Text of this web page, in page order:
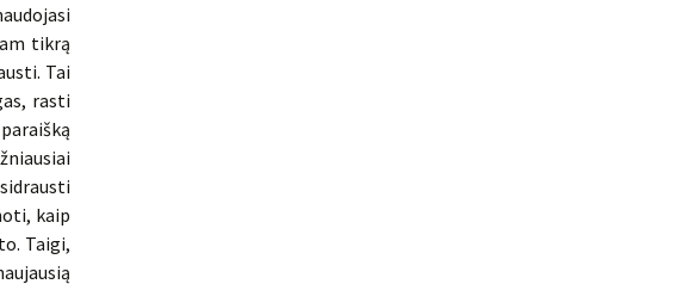
tikrą
Tai
rasti
kaip
Taigi,